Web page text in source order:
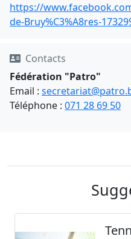
https://
de-Bruy%C3%A8res-
Contacts
Fédération "Patro"
Email :
Téléphone : 071 28 69 50